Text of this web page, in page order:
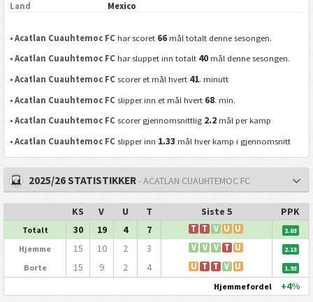
Land Mexico
•Acatlan Cuauhtemoc FC har scoret 66 mål totalt denne sesongen.
•Acatlan Cuauhtemoc FC har sluppet inn totalt 40 mål denne sesongen.
•Acatlan Cuauhtemoc FC scorer et mål hvert 41. minutt
•Acatlan Cuauhtemoc FC slipper inn et mål hvert 68. min.
•Acatlan Cuauhtemoc FC scorer gjennomsnittlig 2.2 mål per kamp
•Acatlan Cuauhtemoc FC slipper inn 1.33 mål hver kamp i gjennomsnitt
2025/26 STATISTIKKER- ACATLAN CUAUHTEMOC FC
KS V U T Siste 5 PPK
Totalt 30 19 4 7 T T V U U 2.03
Hjemme 15 10 2 3 V V V T U 2.13
Borte 15 9 2 4 U T T V U 1.93
Hjemmefordel +4%